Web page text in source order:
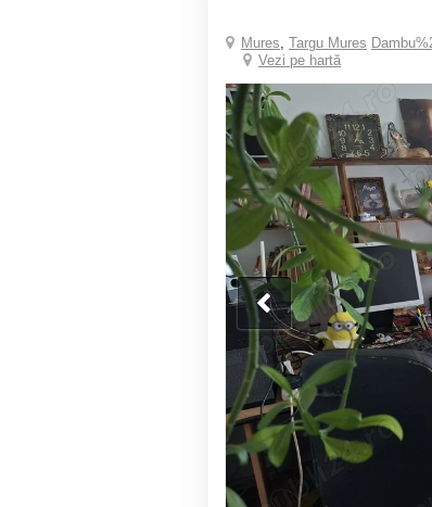
Mures Targu Mures
Vezi pe hartă